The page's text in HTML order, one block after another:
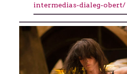
intermedias-dialeg-obert/